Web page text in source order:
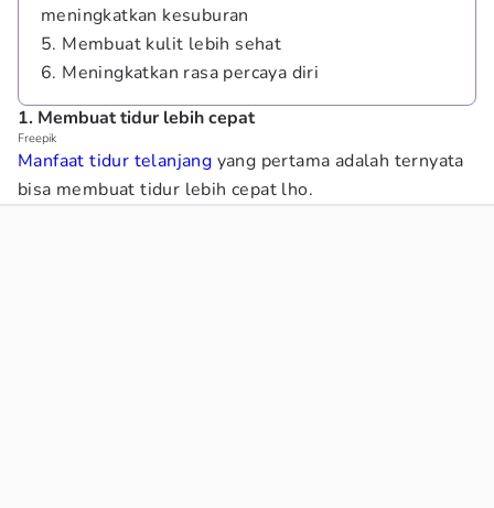
meningkatkan kesuburan
5. Membuat kulit lebih sehat
6. Meningkatkan rasa percaya diri
1. Membuat tidur lebih cepat
Freepik
Manfaat tidur telanjang yang pertama adalah ternyata
bisa membuat tidur lebih cepat lho.